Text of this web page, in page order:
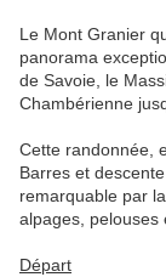
Le Mont Granier
panorama
de Savoie, le
Chambérienne
Cette randonnée,
Barres et
remarquable par
alpages, pelouses
Départ